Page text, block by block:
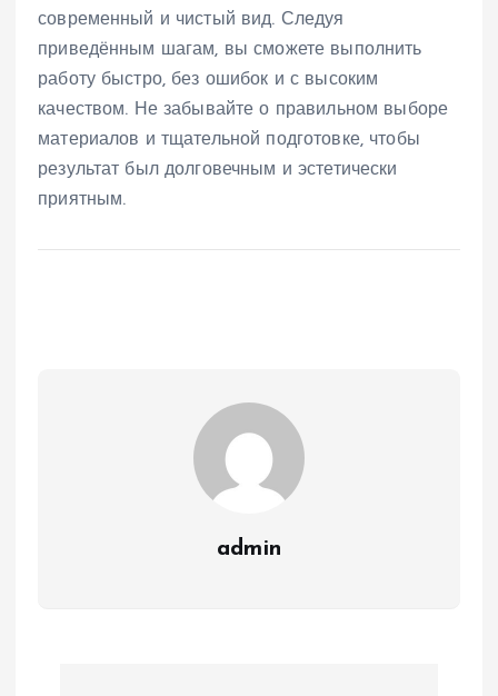
современный и чистый вид. Следуя
приведённым шагам, вы сможете выполнить
работу быстро, без ошибок и с высоким
качеством. Не забывайте о правильном выборе
материалов и тщательной подготовке, чтобы
результат был долговечным и эстетически
приятным.
admin